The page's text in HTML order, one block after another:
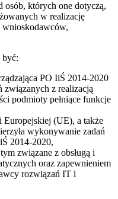
osób, których one dotyczą,
w realizację
wnioskodawców,
być:
PO IiŚ 2014-2020
związanych z realizacją
podmioty pełniące funkcje
Europejskiej (UE), a także
wykonywanie zadań
2014-2020,
związane z obsługą i
oraz zapewnieniem
rozwiązań IT i